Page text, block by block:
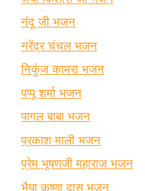
नंदू जी भजन
नरेंद्र चंचल भजन
निकुंज कामरा भजन
पप्पू शर्मा भजन
पागल बाबा भजन
प्रकाश माली भजन
प्रेम भूषणजी महाराज भजन
भैया कृष्णा दास भजन